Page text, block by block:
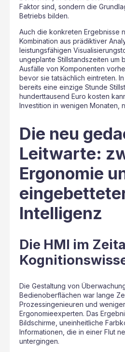
Faktor sind, sondern die
Betriebs bilden.
Auch die konkreten Ergebnisse
Kombination aus prädiktiver
leistungsfähigen
ungeplante Stillstandszeiten um
Ausfälle von Komponenten
bevor sie tatsächlich eintreten.
bereits eine einzige Stunde
hunderttausend Euro kosten
Investition in wenigen Monaten,
Die neu
Leitwarte:
Ergonomie
Intelligenz
Die HMI im
Die Gestaltung von
Bedienoberflächen war lange
Prozessingenieuren und
Ergonomieexperten. Das
Bildschirme, uneinheitliche
Informationen, die in einer Flut
untergingen.